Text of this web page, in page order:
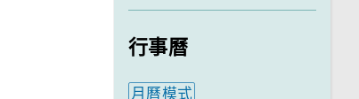
行事曆
月曆模式